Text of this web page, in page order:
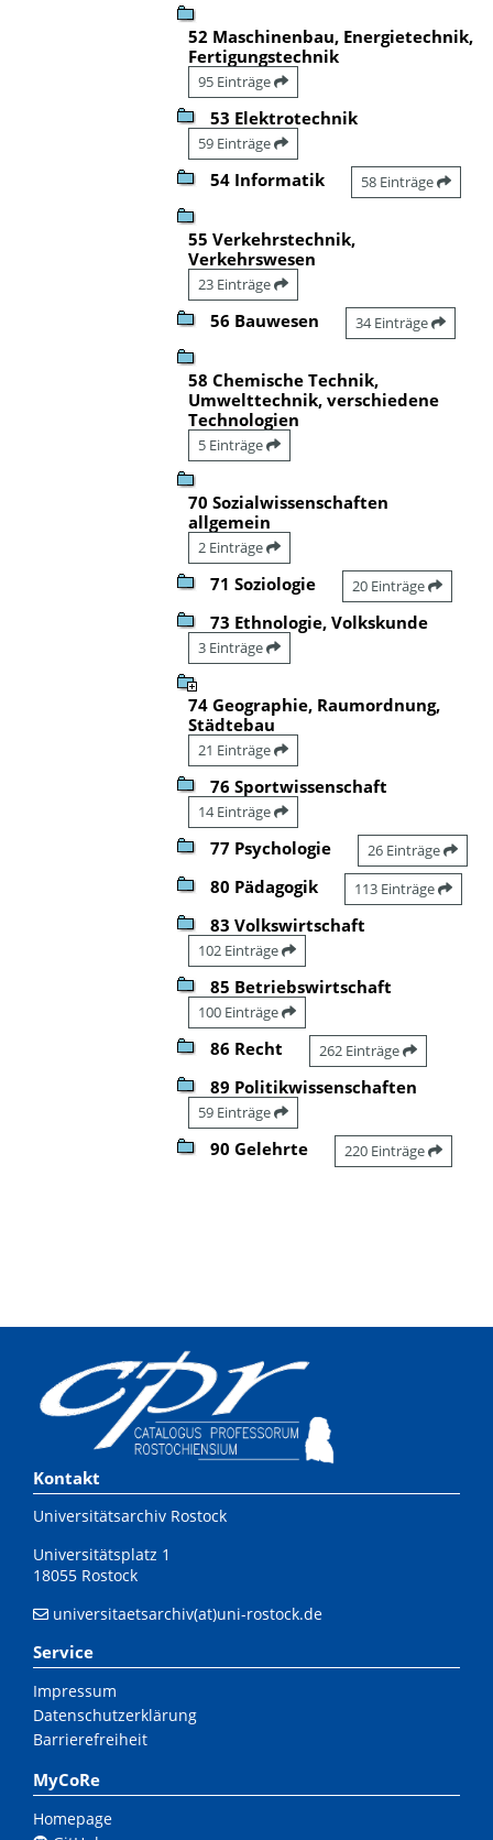
52 Maschinenbau, Energietechnik,
Fertigungstechnik
95 Einträge
53 Elektrotechnik
59 Einträge
54 Informatik 58 Einträge
55 Verkehrstechnik,
Verkehrswesen
23 Einträge
56 Bauwesen 34 Einträge
58 Chemische Technik,
Umwelttechnik, verschiedene
Technologien
5 Einträge
70 Sozialwissenschaften
allgemein
2 Einträge
71 Soziologie 20 Einträge
73 Ethnologie, Volkskunde
3 Einträge
74 Geographie, Raumordnung,
Städtebau
21 Einträge
76 Sportwissenschaft
14 Einträge
77 Psychologie 26 Einträge
80 Pädagogik 113 Einträge
83 Volkswirtschaft
102 Einträge
85 Betriebswirtschaft
100 Einträge
86 Recht 262 Einträge
89 Politikwissenschaften
59 Einträge
90 Gelehrte 220 Einträge
Kontakt
Universitätsarchiv Rostock
Universitätsplatz 1
18055 Rostock
universitaetsarchiv(at)uni-rostock.de
Service
Impressum
Datenschutzerklärung
Barrierefreiheit
MyCoRe
Homepage